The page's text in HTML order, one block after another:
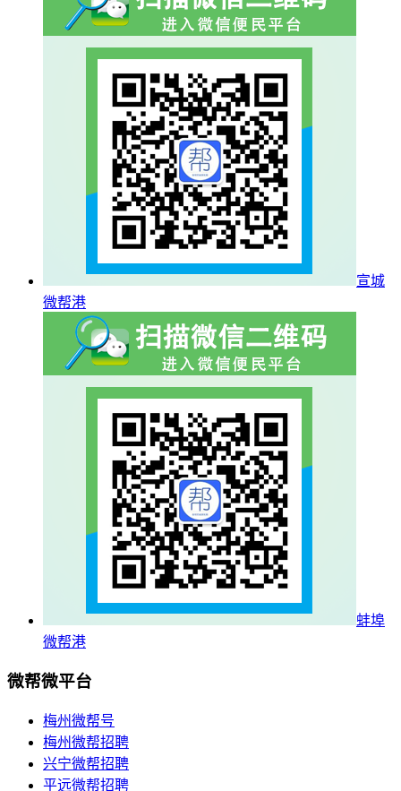
宣城
微帮港
蚌埠
微帮港
微帮微平台
梅州微帮号
梅州微帮招聘
兴宁微帮招聘
平远微帮招聘